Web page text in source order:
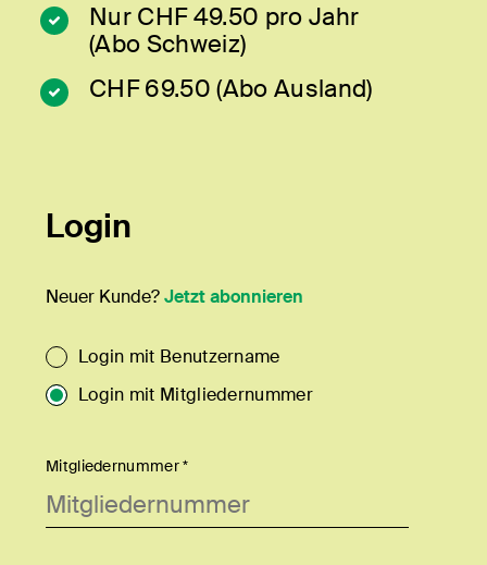
Nur CHF 49.50 pro Jahr
(Abo Schweiz)
CHF 69.50 (Abo Ausland)
Login
Neuer Kunde?Jetzt abonnieren
Login mit Benutzername
Login mit Mitgliedernummer
Mitgliedernummer *